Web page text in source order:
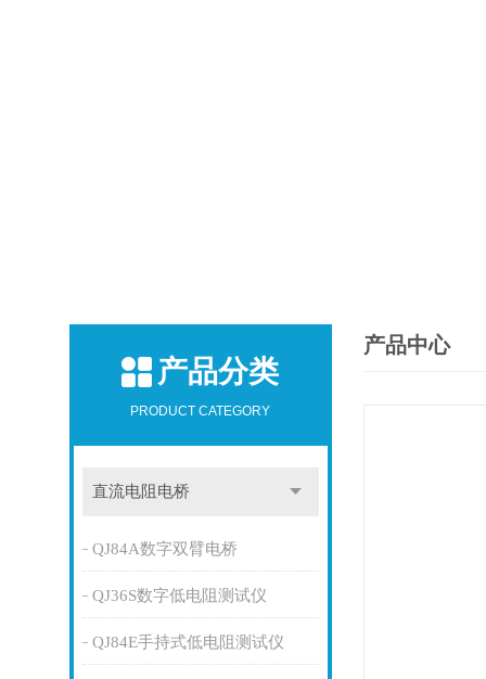
产品分类
PRODUCT CATEGORY
直流电阻电桥
QJ84A数字双臂电桥
QJ36S数字低电阻测试仪
QJ84E手持式低电阻测试仪
产品中心